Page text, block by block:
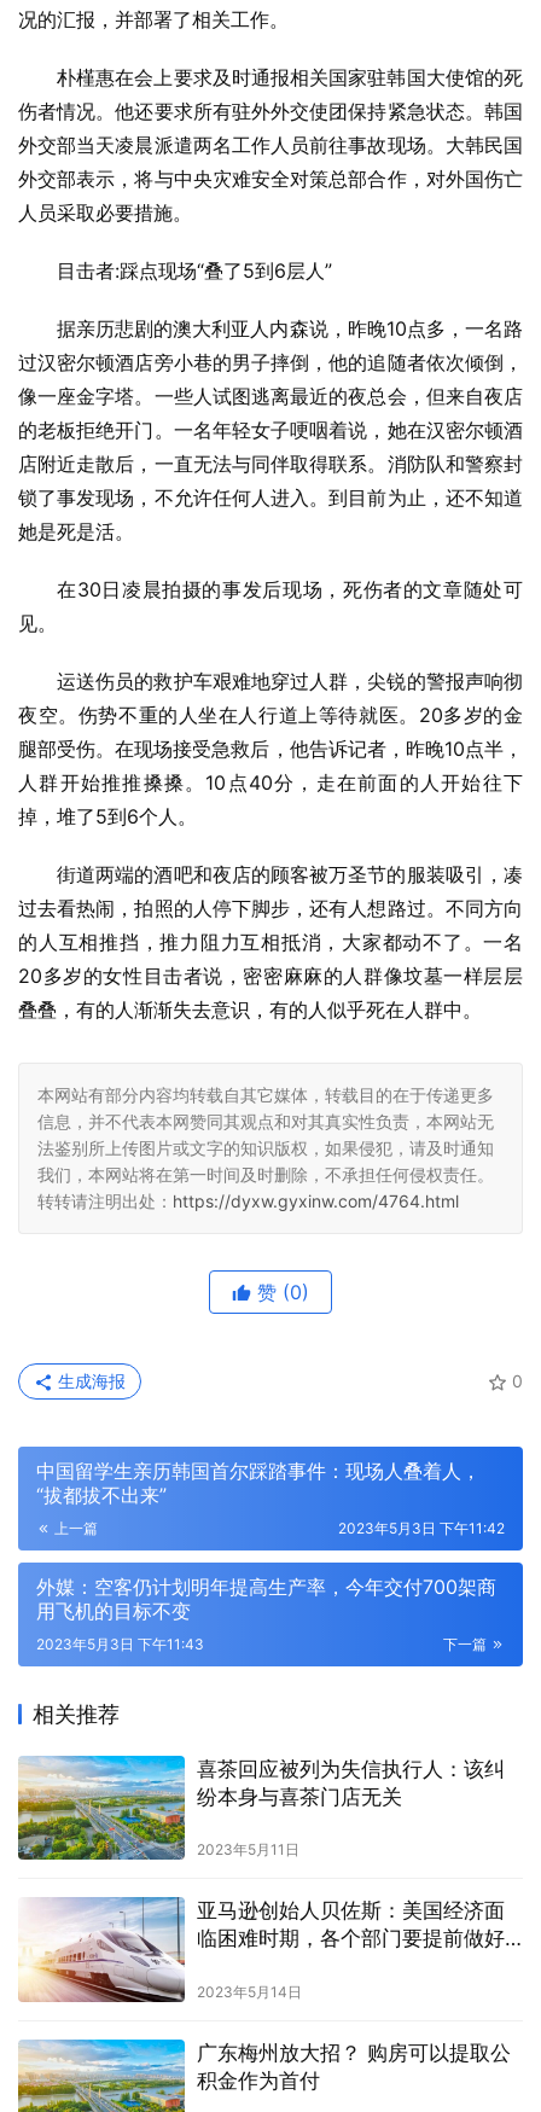
况的汇报，并部署了相关工作。
朴槿惠在会上要求及时通报相关国家驻韩国大使馆的死
伤者情况。他还要求所有驻外外交使团保持紧急状态。韩国
外交部当天凌晨派遣两名工作人员前往事故现场。大韩民国
外交部表示，将与中央灾难安全对策总部合作，对外国伤亡
人员采取必要措施。
目击者:踩点现场“叠了5到6层人”
据亲历悲剧的澳大利亚人内森说，昨晚10点多，一名路
过汉密尔顿酒店旁小巷的男子摔倒，他的追随者依次倾倒，
像一座金字塔。一些人试图逃离最近的夜总会，但来自夜店
的老板拒绝开门。一名年轻女子哽咽着说，她在汉密尔顿酒
店附近走散后，一直无法与同伴取得联系。消防队和警察封
锁了事发现场，不允许任何人进入。到目前为止，还不知道
她是死是活。
在30日凌晨拍摄的事发后现场，死伤者的文章随处可
见。
运送伤员的救护车艰难地穿过人群，尖锐的警报声响彻
夜空。伤势不重的人坐在人行道上等待就医。20多岁的金
腿部受伤。在现场接受急救后，他告诉记者，昨晚10点半，
人群开始推推搡搡。10点40分，走在前面的人开始往下
掉，堆了5到6个人。
街道两端的酒吧和夜店的顾客被万圣节的服装吸引，凑
过去看热闹，拍照的人停下脚步，还有人想路过。不同方向
的人互相推挡，推力阻力互相抵消，大家都动不了。一名
20多岁的女性目击者说，密密麻麻的人群像坟墓一样层层
叠叠，有的人渐渐失去意识，有的人似乎死在人群中。
本网站有部分内容均转载自其它媒体，转载目的在于传递更多
信息，并不代表本网赞同其观点和对其真实性负责，本网站无
法鉴别所上传图片或文字的知识版权，如果侵犯，请及时通知
我们，本网站将在第一时间及时删除，不承担任何侵权责任。
转转请注明出处： https://dyxw.gyxinw.com/4764.html
赞 (0)
0
生成海报
中国留学生亲历韩国首尔踩踏事件：现场人叠着人，
“拔都拔不出来”
上一篇 2023年5月3日 下午11:42
外媒：空客仍计划明年提高生产率，今年交付700架商
用飞机的目标不变
下一篇
2023年5月3日 下午11:43
相关推荐
喜茶回应被列为失信执行人：该纠
纷本身与喜茶门店无关
2023年5月11日
亚马逊创始人贝佐斯：美国经济面
临困难时期，各个部门要提前做好
2023年5月14日
广东梅州放大招？ 购房可以提取公
积金作为首付